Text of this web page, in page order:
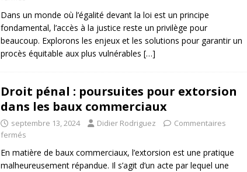
Dans un monde où l’égalité devant la loi est un principe
fondamental, l’accès à la justice reste un privilège pour
beaucoup. Explorons les enjeux et les solutions pour garantir un
procès équitable aux plus vulnérables […]
Droit pénal : poursuites pour extorsion
dans les baux commerciaux
septembre 13, 2024 Didier Rodriguez
Commentaires
fermés
En matière de baux commerciaux, l’extorsion est une pratique
malheureusement répandue. Il s’agit d’un acte par lequel une